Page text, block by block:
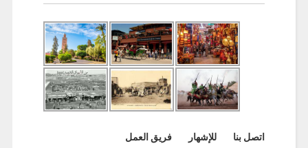
اتصل بنا للإشهار
فريق العمل